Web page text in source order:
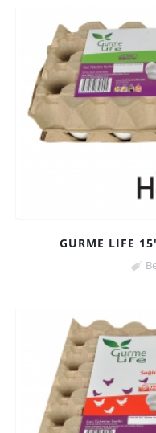
GURME LIFE